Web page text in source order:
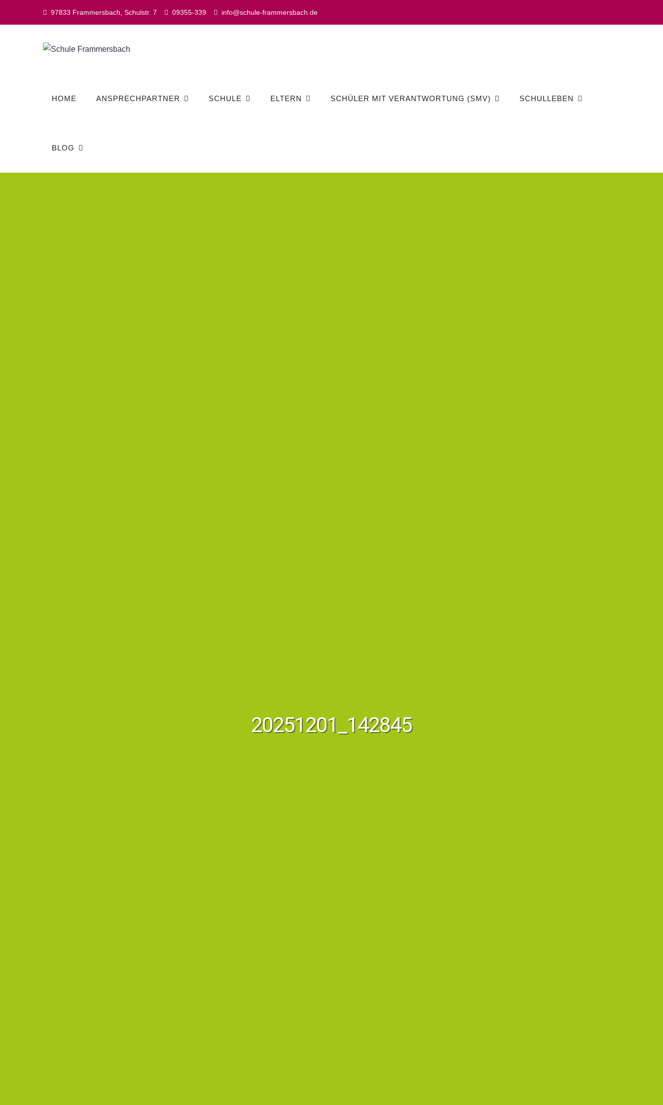
97833 Frammersbach, Schulstr. 7 09355-339 info@schule-frammersbach.de
HOME ANSPRECHPARTNER SCHULE ELTERN SCHÜLER MIT VERANTWORTUNG (SMV) SCHULLEBEN
BLOG
20251201_142845